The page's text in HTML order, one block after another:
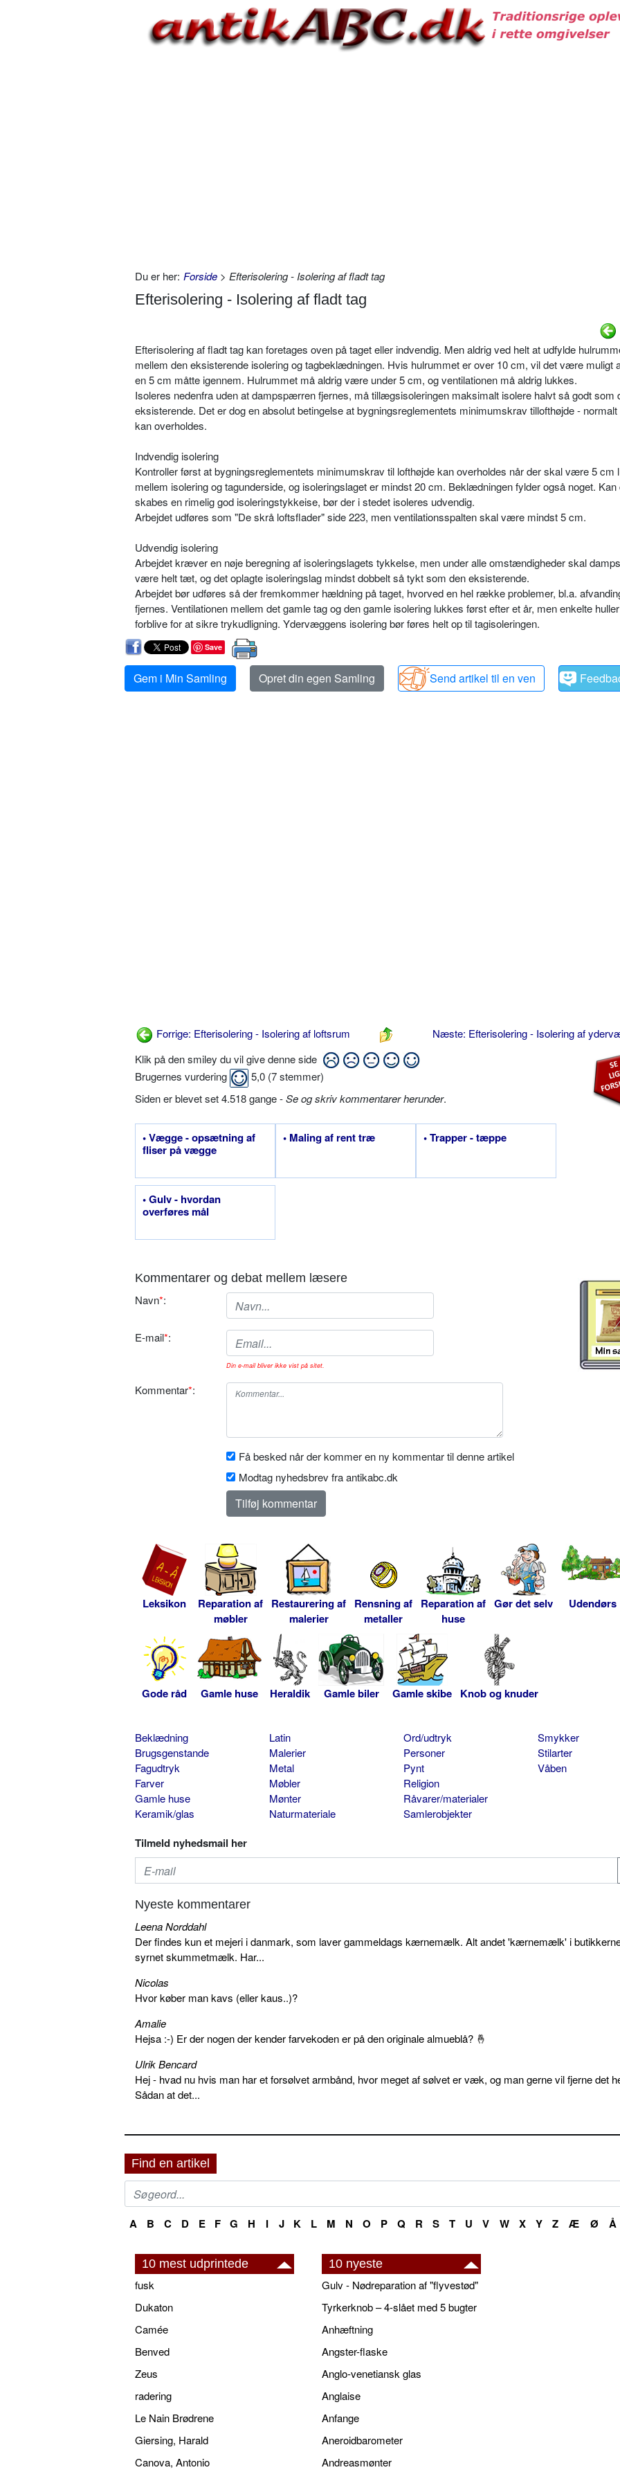
Du er her: Forside > Efterisolering - Isolering af fladt tag
Efterisolering - Isolering af fladt tag
Efterisolering af fladt tag kan foretages oven på taget eller indvendig. Men aldrig ved helt at udfylde
mellem den eksisterende isolering og tagbeklædningen. Hvis hulrummet er over 10 cm, vil det være muligt
en 5 cm måtte igennem. Hulrummet må aldrig være under 5 cm, og ventilationen må aldrig lukkes.
Isoleres nedenfra uden at dampspærren fjernes, må tillægsisoleringen maksimalt isolere halvt så godt som
eksisterende. Det er dog en absolut betingelse at bygningsreglementets minimumskrav tillofthøjde -
kan overholdes.
Indvendig isolering
Kontroller først at bygningsreglementets minimumskrav til lofthøjde kan overholdes når der skal være 5 cm
mellem isolering og tagunderside, og isoleringslaget er mindst 20 cm. Beklædningen fylder også noget.
skabes en rimelig god isoleringstykkeise, bør der i stedet isoleres udvendig.
Arbejdet udføres som "De skrå loftsflader" side 223, men ventilationsspalten skal være mindst 5 cm.
Udvendig isolering
Arbejdet kræver en nøje beregning af isoleringslagets tykkelse, men under alle omstændigheder skal
være helt tæt, og det oplagte isoleringslag mindst dobbelt så tykt som den eksisterende.
Arbejdet bør udføres så der fremkommer hældning på taget, hvorved en hel række problemer, bl.a.
fjernes. Ventilationen mellem det gamle tag og den gamle isolering lukkes først efter et år, men enkelte
forblive for at sikre trykudligning. Ydervæggens isolering bør føres helt op til tagisoleringen.
Save
Gem i Min Samling Opret din egen Samling Send artikel til en ven
Forrige: Efterisolering - Isolering af loftsrum
Næste: Efterisolering - Isolering af
Klik på den smiley du vil give denne side
Brugernes vurdering
5,0 (7stemmer)
Siden er blevet set 4.518 gange -Se og skriv kommentarer herunder.
• Vægge - opsætning af
fliser på vægge
• Maling af rent træ • Trapper - tæppe
• Gulv - hvordan
overføres mål
Kommentarer og debat mellem læsere
Navn*:
E-mail*:
Din e-mail bliver ikke vist på sitet.
Kommentar*:
Få besked når der kommer en ny kommentar til denne artikel
Modtag nyhedsbrev fra antikabc.dk
Leksikon
Reparation af
møbler
Restaurering af
malerier
Rensning af
metaller
Reparation af
huse
Gør det selv Udendørs
Gode råd Gamle huse Heraldik Gamle biler Gamle skibe Knob og knuder
Beklædning
Brugsgenstande
Fagudtryk
Farver
Gamle huse
Keramik/glas
Latin
Malerier
Metal
Møbler
Mønter
Naturmateriale
Ord/udtryk
Personer
Pynt
Religion
Råvarer/materialer
Samlerobjekter
Smykker
Stilarter
Våben
Tilmeld nyhedsmail her
Nyeste kommentarer
Leena Norddahl
Der findes kun et mejeri i danmark, som laver gammeldags kærnemælk. Alt andet 'kærnemælk' i
syrnet skummetmælk. Har...
Nicolas
Hvor køber man kavs (eller kaus..)?
Amalie
Hejsa :-) Er der nogen der kender farvekoden er på den originale almueblå? 🤞
Ulrik Bencard
Hej - hvad nu hvis man har et forsølvet armbånd, hvor meget af sølvet er væk, og man gerne vil fjerne det
Sådan at det...
Find en artikel
A B C D E F G H I J K L M N O P Q R S T U V W X Y Z Æ Ø Å
10 mest udprintede
fusk
Dukaton
Camée
Benved
Zeus
radering
Le Nain Brødrene
Giersing, Harald
Canova, Antonio
10 nyeste
Gulv - Nødreparation af "flyvestød"
Tyrkerknob – 4-slået med 5 bugter
Anhæftning
Angster-flaske
Anglo-venetiansk glas
Anglaise
Anfange
Aneroidbarometer
Andreasmønter